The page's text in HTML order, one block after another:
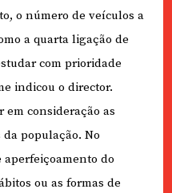
o número de veículos a
a quarta ligação de
com prioridade
indicou o director.
consideração as
da população. No
aperfeiçoamento do
ou as formas de